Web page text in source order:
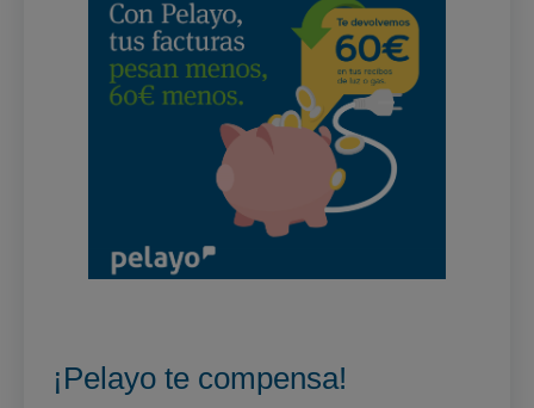
¡Pelayo te compensa!